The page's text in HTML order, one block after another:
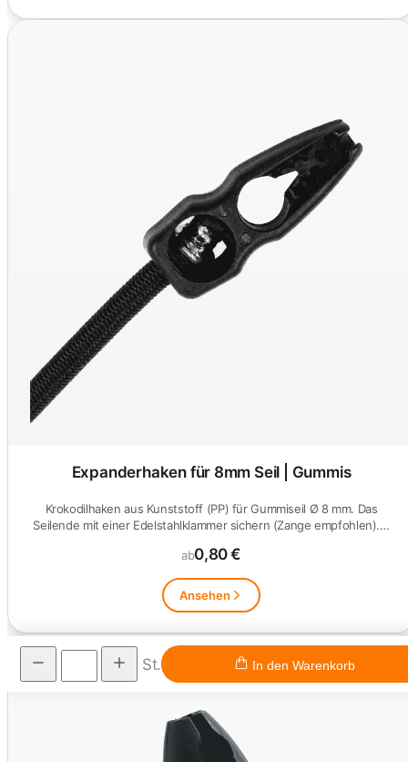
Expanderhaken für 8mm Seil | Gummis
Krokodilhaken aus Kunststoff (PP) für Gummiseil Ø 8 mm. Das
Seilende mit einer Edelstahlklammer sichern (Zange empfohlen).…
ab0,80 €
Ansehen
St. In den Warenkorb